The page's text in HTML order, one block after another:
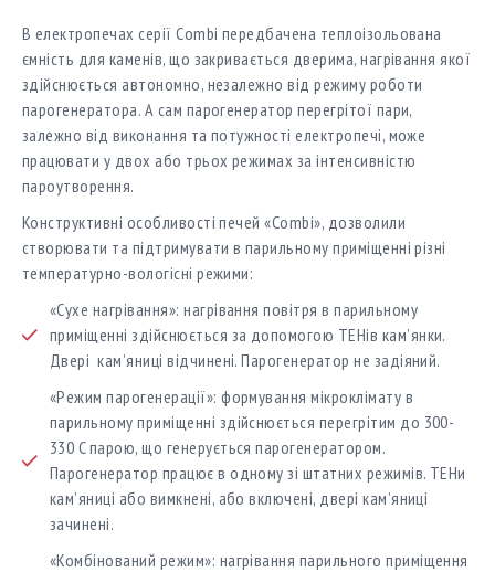
В електропечах серії Combi передбачена теплоізольована
ємність для каменів, що закривається дверима, нагрівання якої
здійснюється автономно, незалежно від режиму роботи
парогенератора. А сам парогенератор перегрітої пари,
залежно від виконання та потужності електропечі, може
працювати у двох або трьох режимах за інтенсивністю
пароутворення.
Конструктивні особливості печей «Combi», дозволили
створювати та підтримувати в парильному приміщенні різні
температурно-вологісні режими:
«Сухе нагрівання»: нагрівання повітря в парильному
приміщенні здійснюється за допомогою ТЕНів кам’янки.
Двері кам’яниці відчинені. Парогенератор не задіяний.
«Режим парогенерації»: формування мікроклімату в
парильному приміщенні здійснюється перегрітим до 300-
330 C парою, що генерується парогенератором.
Парогенератор працює в одному зі штатних режимів. ТЕНи
кам’яниці або вимкнені, або включені, двері кам’яниці
зачинені.
«Комбінований режим»: нагрівання парильного приміщення